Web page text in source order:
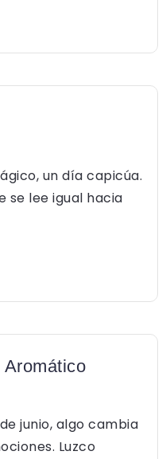
un día capicúa.
se lee igual hacia
junio, algo cambia
Luzco